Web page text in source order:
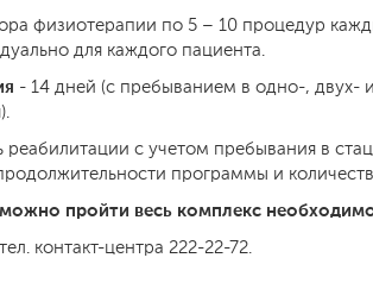
физиотерапии по 5 – 10 процедур
для каждого пациента.
- 14 дней (с пребыванием в одно-, двух-
с учетом пребывания в
программы и
пройти весь комплекс
контакт-центра 222-22-72.